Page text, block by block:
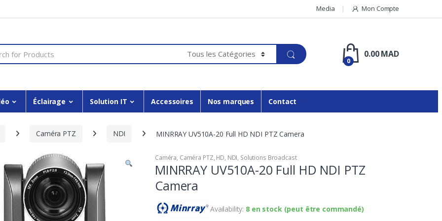
Media Mon Compte
0
0.00MAD
Éclairage Solution IT Accessoires Nos marques Contact
Caméra PTZ NDI MINRRAY UV510A-20 Full HD NDI PTZ Camera
Caméra, Caméra PTZ, HD, NDI, Solutions Broadcast
MINRRAY UV510A-20 Full HD NDI PTZ
Camera
Availability: 8 en stock (peut être commandé)